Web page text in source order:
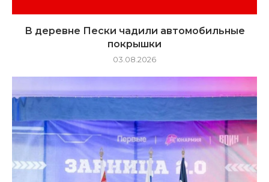
В деревне Пески чадили автомобильные
покрышки
03.08.2026